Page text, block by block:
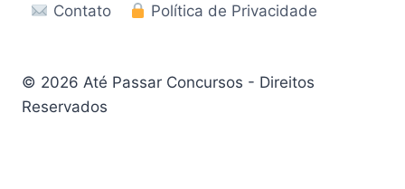
Contato Política de Privacidade
© 2026 Até Passar Concursos - Direitos
Reservados